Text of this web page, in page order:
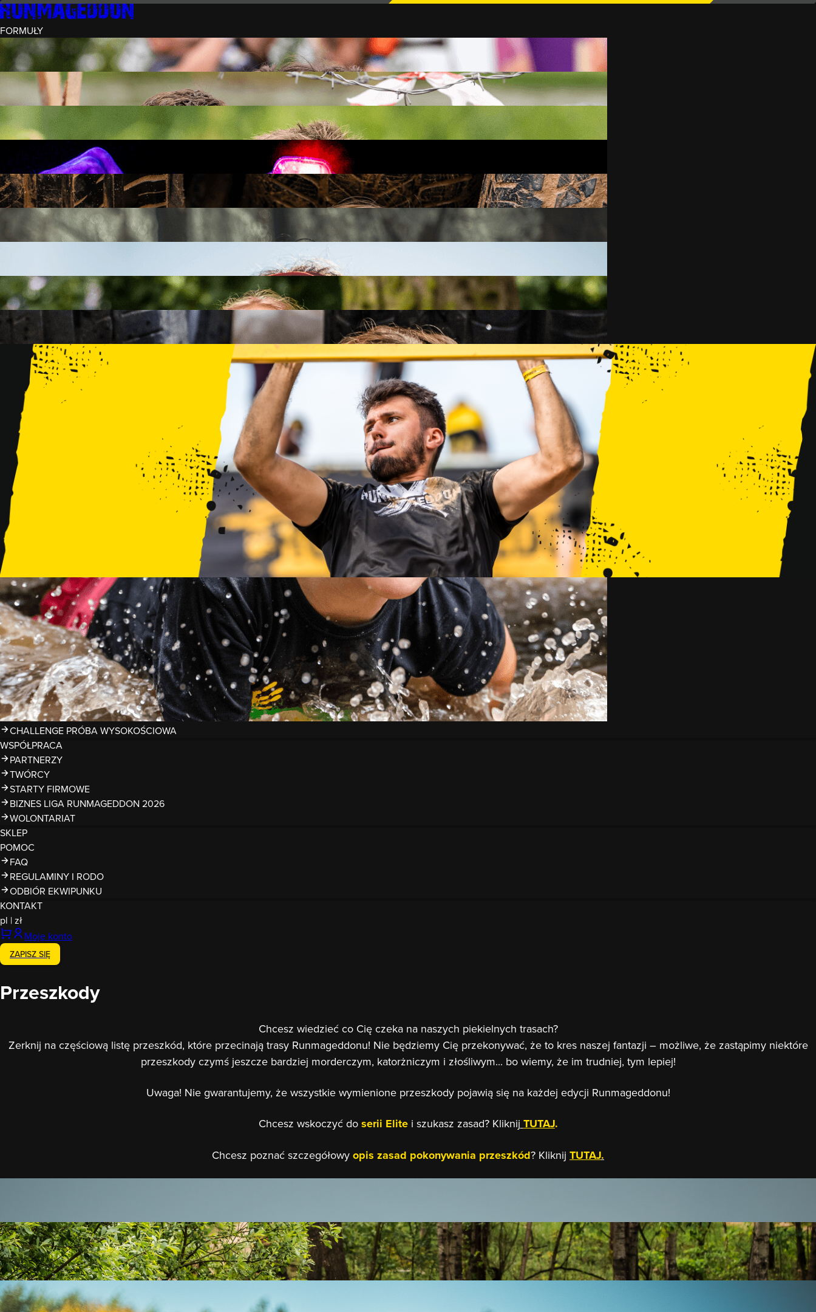
FORMUŁY
INTRO (¼)
15 PRZESZKÓD
3 KM+
REKRUT (½)
30 PRZESZKÓD
RUNMAGEDDON
50 PRZESZKÓD
12 KM+
NOCNY REKRUT (½)
30 PRZESZKÓD
6 KM+
INTRO U-16
15 PRZESZKÓD
3 KM+
RUNMAGEDDON HARDCORE
70 PRZESZKÓD
21 KM+
FAMILY
15 PRZESZKÓD
2 KM+
KIDS
15 PRZESZKÓD
1 KM+
TRENINGI
WYDARZENIA
RUNMAGEDDON LUBLIN ZALEW ZEMBORZYCKI 22/23.08.2026
RUNMAGEDDON ERGO ARENA GDAŃSK/SOPOT 12/13.09.2026
RUNMAGEDDON KIDS: DEMO WARSZAWA 24/26.09.2026
RUNMAGEDDON WROCŁAW KOPALNIA ROLANTOWICE 26/27.09.2026
RUNMAGEDDON WARSZAWA TWIERDZA MODLIN 10/11.10.2026
RUNMAGEDDON JURAPARK BAŁTÓW 24/25.10.2026
RUNMAGEDDON HALLOWEEN WARSZAWA 31.10.2026
TRENINGI
VOUCHERY
DLA ZAWODNIKÓW
ZDJĘCIA
KALENDARZ 2026
WYNIKI
LIGA RUNMAGEDDON 2026
SUPERLIGA RUNMAGEDDON 2026
SUPERLIGA RMG KIDS 2026
KWALIFIKACJE DO MISTRZOSTW EUROPY I ŚWIATA OCR
TROFEA
LEGENDY RUNMAGEDDON
MAGAZYN
CHALLENGE PRÓBA WYSOKOŚCIOWA
WSPÓŁPRACA
PARTNERZY
TWÓRCY
STARTY FIRMOWE
BIZNES LIGA RUNMAGEDDON 2026
WOLONTARIAT
SKLEP
POMOC
FAQ
REGULAMINY I RODO
ODBIÓR EKWIPUNKU
KONTAKT
pl |zł
Moje konto
ZAPISZ SIĘ
Przeszkody
Chcesz wiedzieć co Cię czeka na naszych piekielnych trasach?
Zerknij na częściową listę przeszkód, które przecinają trasy Runmageddonu! Nie będziemy Cię przekonywać, że to kres naszej fantazji – możliwe, że zastąpimy niektóre
przeszkody czymś jeszcze bardziej morderczym, katorżniczym i złośliwym... bo wiemy, że im trudniej, tym lepiej!
Uwaga! Nie gwarantujemy, że wszystkie wymienione przeszkody pojawią się na każdej edycji Runmageddonu!
Chcesz wskoczyć do serii Elitei szukasz zasad? Kliknij TUTAJ.
Chcesz poznać szczegółowy opis zasad pokonywania przeszkód? Kliknij TUTAJ.
BAGNA
Zapisałeś się na Runmageddon = wpadłeś w bagno. Dosłownie! Błotne kąpiele sprzyjają cerze i działają odżywczo na ciało. Dobra, to nieprawda… Robimy to tylko po to, żeby uprzykrzyć Wam
życie!
BIG SKOŚNA
Młodsza, dość niepozorna siostra RAMPY. Uważaj! Jej niepozorność już niejednego zwiodła na manowce. Weź porządny rozbieg, chwytaj mocno linę i dawaj na drugą stronę!